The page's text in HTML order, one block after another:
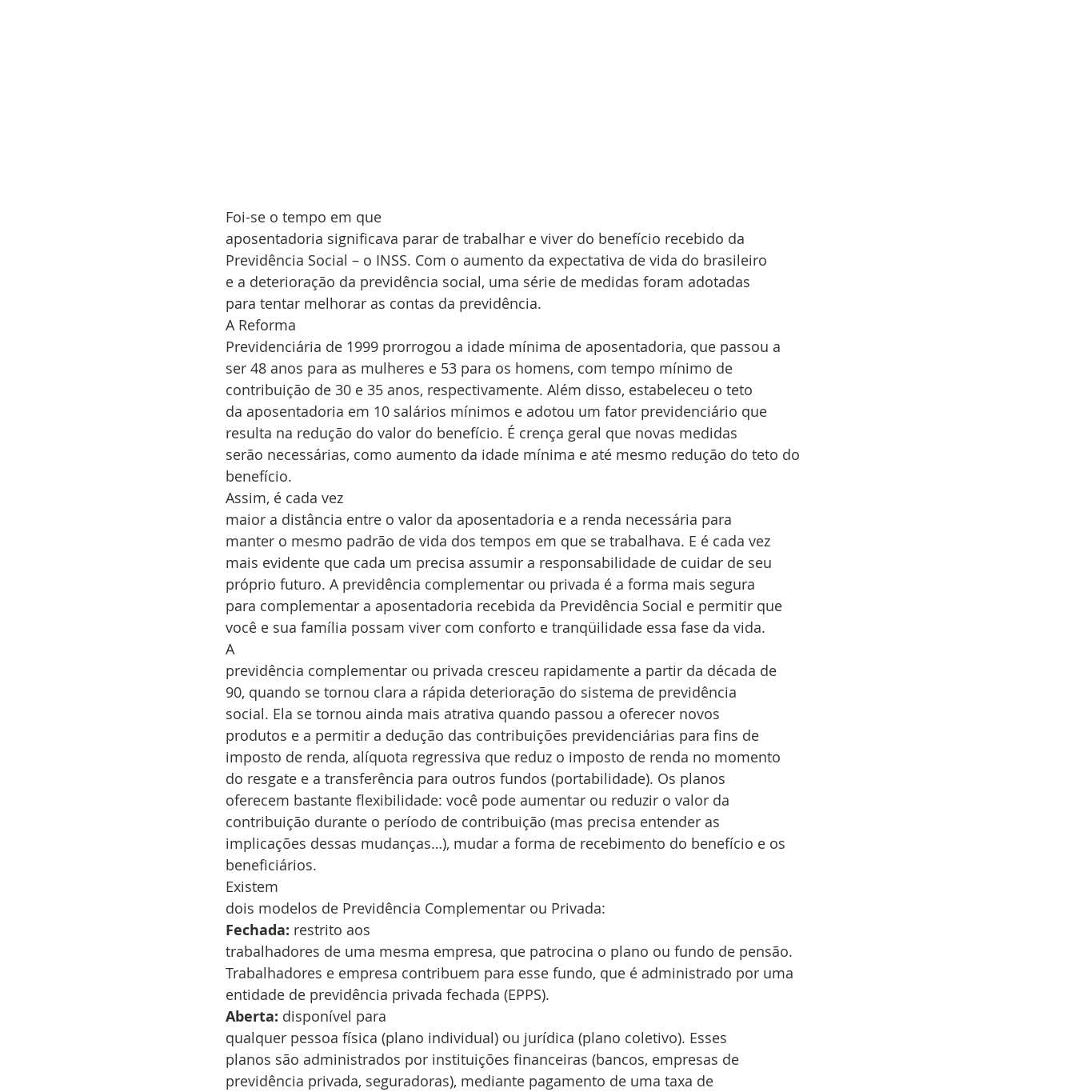
Foi-se o tempo em que
aposentadoria significava parar de trabalhar e viver do benefício recebido da
Previdência Social – o INSS. Com o aumento da expectativa de vida do brasileiro
e a deterioração da previdência social, uma série de medidas foram adotadas
para tentar melhorar as contas da previdência.
A Reforma
Previdenciária de 1999 prorrogou a idade mínima de aposentadoria, que passou a
ser 48 anos para as mulheres e 53 para os homens, com tempo mínimo de
contribuição de 30 e 35 anos, respectivamente. Além disso, estabeleceu o teto
da aposentadoria em 10 salários mínimos e adotou um fator previdenciário que
resulta na redução do valor do benefício. É crença geral que novas medidas
serão necessárias, como aumento da idade mínima e até mesmo redução do teto do
benefício.
Assim, é cada vez
maior a distância entre o valor da aposentadoria e a renda necessária para
manter o mesmo padrão de vida dos tempos em que se trabalhava. E é cada vez
mais evidente que cada um precisa assumir a responsabilidade de cuidar de seu
próprio futuro. A previdência complementar ou privada é a forma mais segura
para complementar a aposentadoria recebida da Previdência Social e permitir que
você e sua família possam viver com conforto e tranqüilidade essa fase da vida.
A
previdência complementar ou privada cresceu rapidamente a partir da década de
90, quando se tornou clara a rápida deterioração do sistema de previdência
social. Ela se tornou ainda mais atrativa quando passou a oferecer novos
produtos e a permitir a dedução das contribuições previdenciárias para fins de
imposto de renda, alíquota regressiva que reduz o imposto de renda no momento
do resgate e a transferência para outros fundos (portabilidade). Os planos
oferecem bastante flexibilidade: você pode aumentar ou reduzir o valor da
contribuição durante o período de contribuição (mas precisa entender as
implicações dessas mudanças…), mudar a forma de recebimento do benefício e os
beneficiários.
Existem
dois modelos de Previdência Complementar ou Privada:
Fechada: restrito aos
trabalhadores de uma mesma empresa, que patrocina o plano ou fundo de pensão.
Trabalhadores e empresa contribuem para esse fundo, que é administrado por uma
entidade de previdência privada fechada (EPPS).
Aberta: disponível para
qualquer pessoa física (plano individual) ou jurídica (plano coletivo). Esses
planos são administrados por instituições financeiras (bancos, empresas de
previdência privada, seguradoras), mediante pagamento de uma taxa de